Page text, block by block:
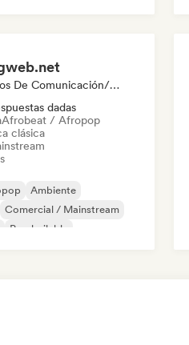
Medios De Comunicación/Periodista
dadas
Afrobeat / Afropop
clásica
Ambiente
Comercial / Mainstream
Pop bailable